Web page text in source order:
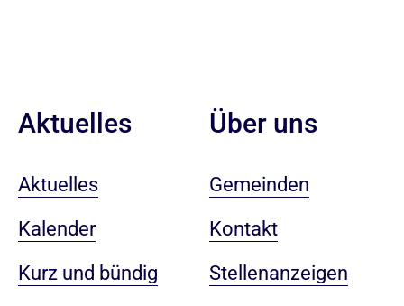
Aktuelles
Aktuelles
Kalender
Kurz und bündig
Über uns
Gemeinden
Kontakt
Stellenanzeigen